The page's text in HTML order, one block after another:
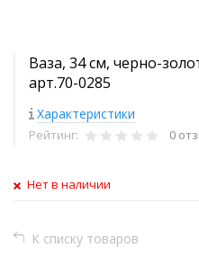
Ваза, 34 см, черно-
арт.70-0285
Характеристики
Рейтинг: 0
Нет в наличии
К списку товаров